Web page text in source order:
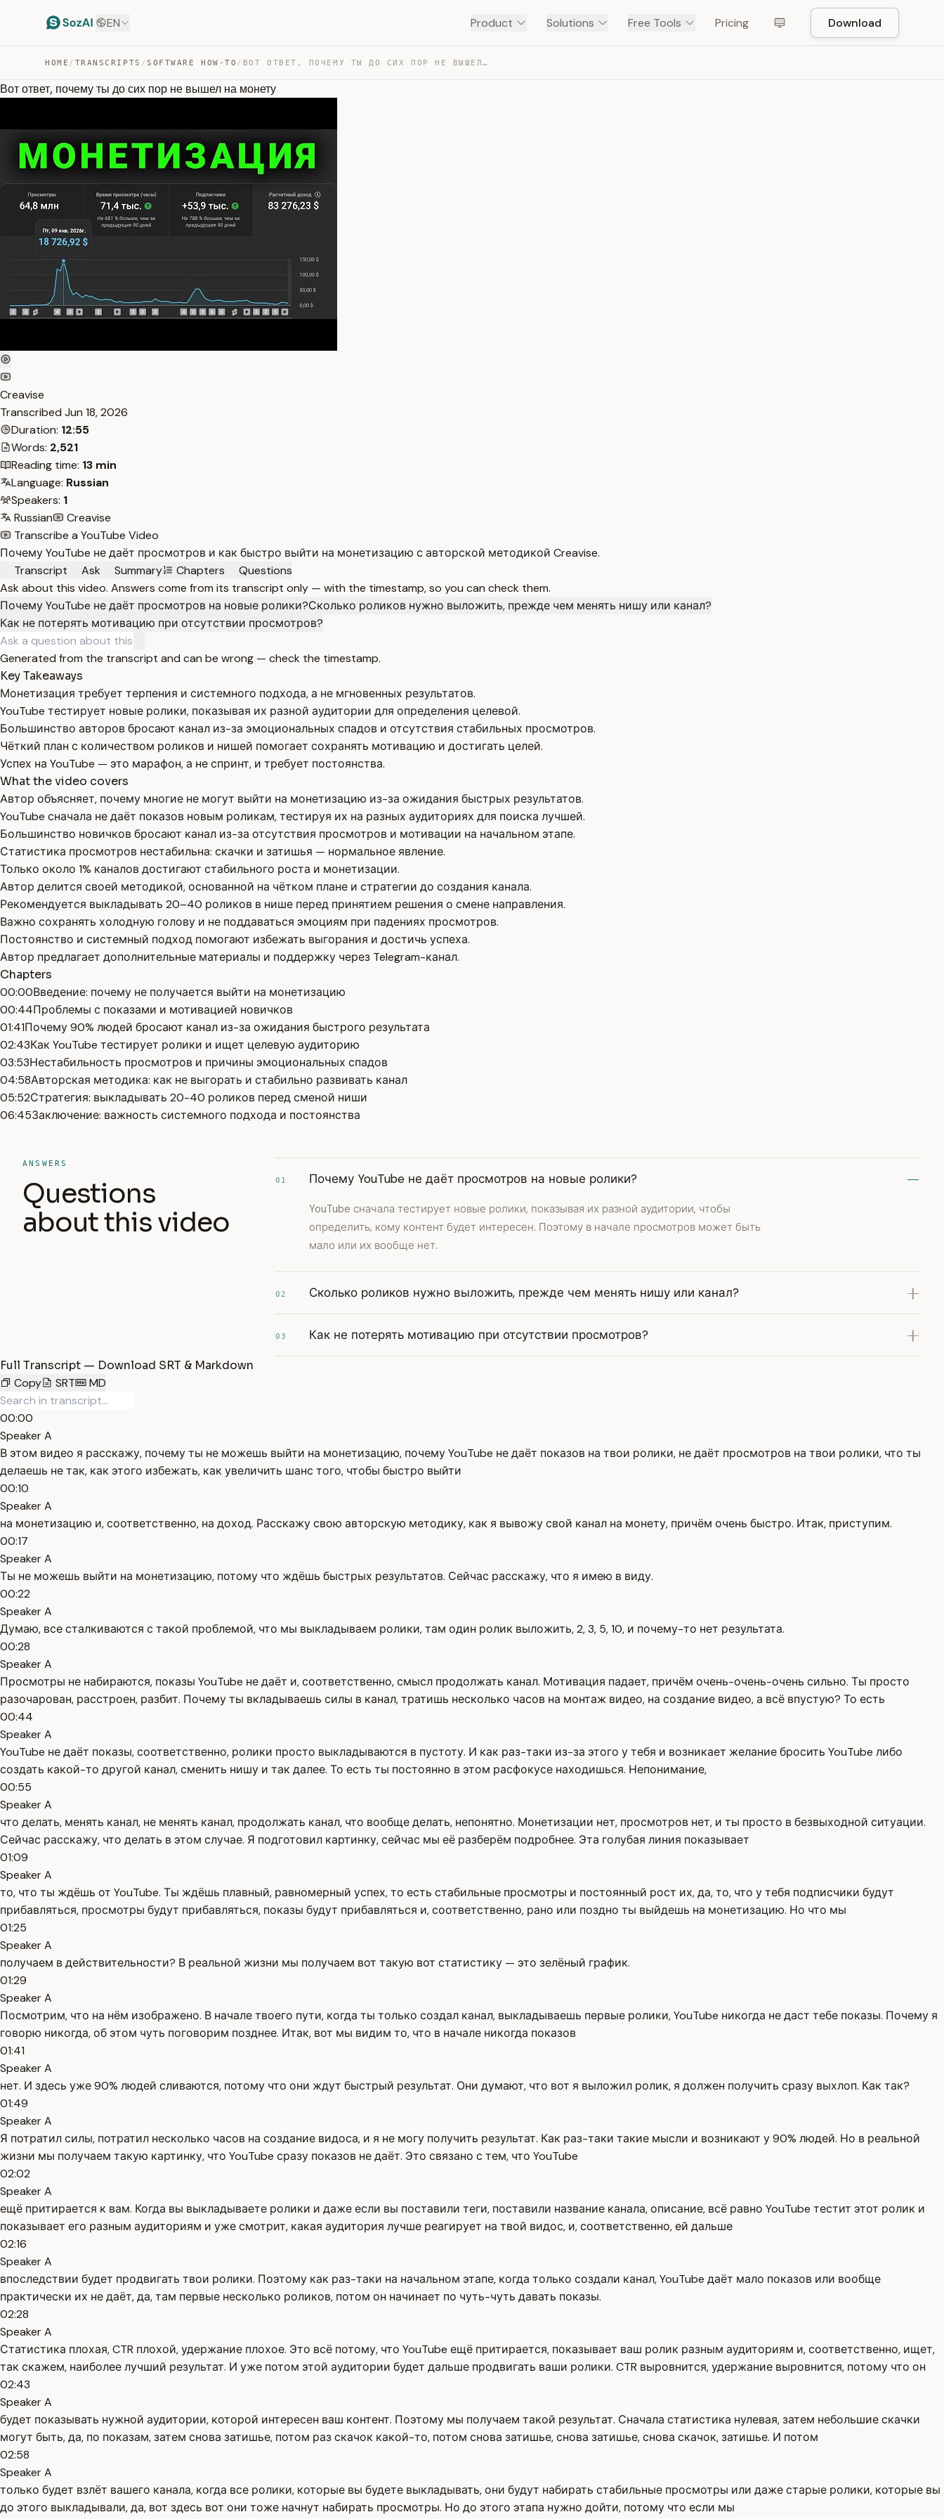
EN Product Solutions Free Tools Pricing Download
HOME / TRANSCRIPTS /SOFTWARE HOW-TO / ВОТ ОТВЕТ, ПОЧЕМУ ТЫ ДО СИХ ПОР НЕ ВЫШЕЛ НА МОНЕТУ — TRANSCRIPT
Вот ответ, почему ты до сих пор не вышел на монету
Creavise
Transcribed Jun 18, 2026
Duration: 12:55
Words: 2,521
Reading time: 13 min
Language: Russian
Speakers: 1
Russian
Creavise
Transcribe a YouTube Video
Почему YouTube не даёт просмотров и как быстро выйти на монетизацию с авторской методикой Creavise.
Transcript
Ask Summary Chapters
Questions
Ask about this video. Answers come from its transcript only — with the timestamp, so you can check them.
Почему YouTube не даёт просмотров на новые ролики?Сколько роликов нужно выложить, прежде чем менять нишу или канал?
Как не потерять мотивацию при отсутствии просмотров?
Generated from the transcript and can be wrong — check the timestamp.
Key Takeaways
Монетизация требует терпения и системного подхода, а не мгновенных результатов.
YouTube тестирует новые ролики, показывая их разной аудитории для определения целевой.
Большинство авторов бросают канал из-за эмоциональных спадов и отсутствия стабильных просмотров.
Чёткий план с количеством роликов и нишей помогает сохранять мотивацию и достигать целей.
Успех на YouTube — это марафон, а не спринт, и требует постоянства.
What the video covers
Автор объясняет, почему многие не могут выйти на монетизацию из-за ожидания быстрых результатов.
YouTube сначала не даёт показов новым роликам, тестируя их на разных аудиториях для поиска лучшей.
Большинство новичков бросают канал из-за отсутствия просмотров и мотивации на начальном этапе.
Статистика просмотров нестабильна: скачки и затишья — нормальное явление.
Только около 1% каналов достигают стабильного роста и монетизации.
Автор делится своей методикой, основанной на чётком плане и стратегии до создания канала.
Рекомендуется выкладывать 20–40 роликов в нише перед принятием решения о смене направления.
Важно сохранять холодную голову и не поддаваться эмоциям при падениях просмотров.
Постоянство и системный подход помогают избежать выгорания и достичь успеха.
Автор предлагает дополнительные материалы и поддержку через Telegram-канал.
Chapters
00:00Введение: почему не получается выйти на монетизацию
00:44Проблемы с показами и мотивацией новичков
01:41Почему 90% людей бросают канал из-за ожидания быстрого результата
02:43Как YouTube тестирует ролики и ищет целевую аудиторию
03:53Нестабильность просмотров и причины эмоциональных спадов
04:58Авторская методика: как не выгорать и стабильно развивать канал
05:52Стратегия: выкладывать 20-40 роликов перед сменой ниши
06:45Заключение: важность системного подхода и постоянства
ANSWERS
Questions
about this video
01 Почему YouTube не даёт просмотров на новые ролики?
YouTube сначала тестирует новые ролики, показывая их разной аудитории, чтобы
определить, кому контент будет интересен. Поэтому в начале просмотров может быть
мало или их вообще нет.
02 Сколько роликов нужно выложить, прежде чем менять нишу или канал?
03 Как не потерять мотивацию при отсутствии просмотров?
Full Transcript — Download SRT & Markdown
Copy
SRT MD
00:00
Speaker A
В этом видео я расскажу, почему ты не можешь выйти на монетизацию, почему YouTube не даёт показов на твои ролики, не даёт просмотров на твои ролики, что ты
делаешь не так, как этого избежать, как увеличить шанс того, чтобы быстро выйти
00:10
Speaker A
на монетизацию и, соответственно, на доход. Расскажу свою авторскую методику, как я вывожу свой канал на монету, причём очень быстро. Итак, приступим.
00:17
Speaker A
Ты не можешь выйти на монетизацию, потому что ждёшь быстрых результатов. Сейчас расскажу, что я имею в виду.
00:22
Speaker A
Думаю, все сталкиваются с такой проблемой, что мы выкладываем ролики, там один ролик выложить, 2, 3, 5, 10, и почему-то нет результата.
00:28
Speaker A
Просмотры не набираются, показы YouTube не даёт и, соответственно, смысл продолжать канал. Мотивация падает, причём очень-очень-очень сильно. Ты просто
разочарован, расстроен, разбит. Почему ты вкладываешь силы в канал, тратишь несколько часов на монтаж видео, на создание видео, а всё впустую? То есть
00:44
Speaker A
YouTube не даёт показы, соответственно, ролики просто выкладываются в пустоту. И как раз-таки из-за этого у тебя и возникает желание бросить YouTube либо
создать какой-то другой канал, сменить нишу и так далее. То есть ты постоянно в этом расфокусе находишься. Непонимание,
00:55
Speaker A
что делать, менять канал, не менять канал, продолжать канал, что вообще делать, непонятно. Монетизации нет, просмотров нет, и ты просто в безвыходной ситуации.
Сейчас расскажу, что делать в этом случае. Я подготовил картинку, сейчас мы её разберём подробнее. Эта голубая линия показывает
01:09
Speaker A
то, что ты ждёшь от YouTube. Ты ждёшь плавный, равномерный успех, то есть стабильные просмотры и постоянный рост их, да, то, что у тебя подписчики будут
прибавляться, просмотры будут прибавляться, показы будут прибавляться и, соответственно, рано или поздно ты выйдешь на монетизацию. Но что мы
01:25
Speaker A
получаем в действительности? В реальной жизни мы получаем вот такую вот статистику — это зелёный график.
01:29
Speaker A
Посмотрим, что на нём изображено. В начале твоего пути, когда ты только создал канал, выкладываешь первые ролики, YouTube никогда не даст тебе показы. Почему я
говорю никогда, об этом чуть поговорим позднее. Итак, вот мы видим то, что в начале никогда показов
01:41
Speaker A
нет. И здесь уже 90% людей сливаются, потому что они ждут быстрый результат. Они думают, что вот я выложил ролик, я должен получить сразу выхлоп. Как так?
01:49
Speaker A
Я потратил силы, потратил несколько часов на создание видоса, и я не могу получить результат. Как раз-таки такие мысли и возникают у 90% людей. Но в реальной
жизни мы получаем такую картинку, что YouTube сразу показов не даёт. Это связано с тем, что YouTube
02:02
Speaker A
ещё притирается к вам. Когда вы выкладываете ролики и даже если вы поставили теги, поставили название канала, описание, всё равно YouTube тестит этот ролик и
показывает его разным аудиториям и уже смотрит, какая аудитория лучше реагирует на твой видос, и, соответственно, ей дальше
02:16
Speaker A
впоследствии будет продвигать твои ролики. Поэтому как раз-таки на начальном этапе, когда только создали канал, YouTube даёт мало показов или вообще
практически их не даёт, да, там первые несколько роликов, потом он начинает по чуть-чуть давать показы.
02:28
Speaker A
Статистика плохая, CTR плохой, удержание плохое. Это всё потому, что YouTube ещё притирается, показывает ваш ролик разным аудиториям и, соответственно, ищет,
так скажем, наиболее лучший результат. И уже потом этой аудитории будет дальше продвигать ваши ролики. CTR выровнится, удержание выровнится, потому что он
02:43
Speaker A
будет показывать нужной аудитории, которой интересен ваш контент. Поэтому мы получаем такой результат. Сначала статистика нулевая, затем небольшие скачки
могут быть, да, по показам, затем снова затишье, потом раз скачок какой-то, потом снова затишье, снова затишье, снова скачок, затишье. И потом
02:58
Speaker A
только будет взлёт вашего канала, когда все ролики, которые вы будете выкладывать, они будут набирать стабильные просмотры или даже старые ролики, которые вы
до этого выкладывали, да, вот здесь вот они тоже начнут набирать просмотры. Но до этого этапа нужно дойти, потому что если мы